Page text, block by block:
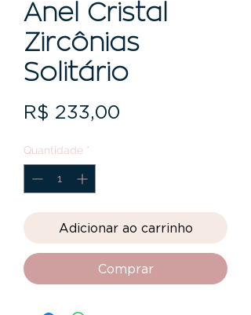
Anel Cristal
Zircônias
Solitário
R$ 233,00
Quantidade *
Adicionar ao carrinho
Comprar